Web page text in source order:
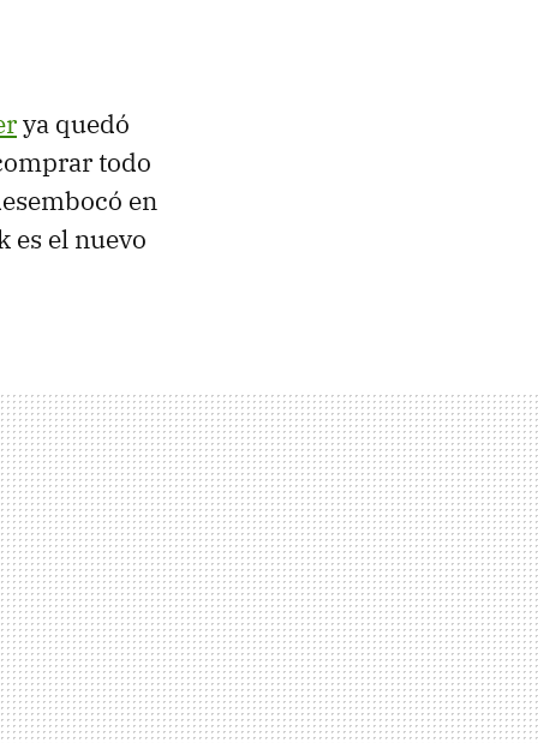
ya quedó
todo
en
es el nuevo